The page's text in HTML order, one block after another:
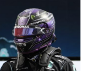
24 - 26 sep
vr 14:00 - 15:00
za 15:00 - 16:00
zo 14:00 - 16:00